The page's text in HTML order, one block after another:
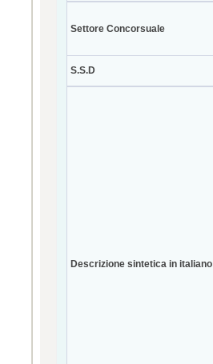
Settore Concorsuale
S.S.D
Descrizione sintetica in italiano